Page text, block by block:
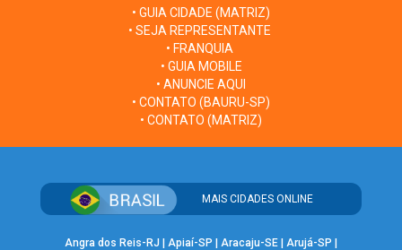
• GUIA CIDADE (MATRIZ)
• SEJA REPRESENTANTE
• FRANQUIA
• GUIA MOBILE
• ANUNCIE AQUI
• CONTATO (BAURU-SP)
• CONTATO (MATRIZ)
MAIS CIDADES ONLINE
Angra dos Reis-RJ | Apiaí-SP | Aracaju-SE| Arujá-SP |